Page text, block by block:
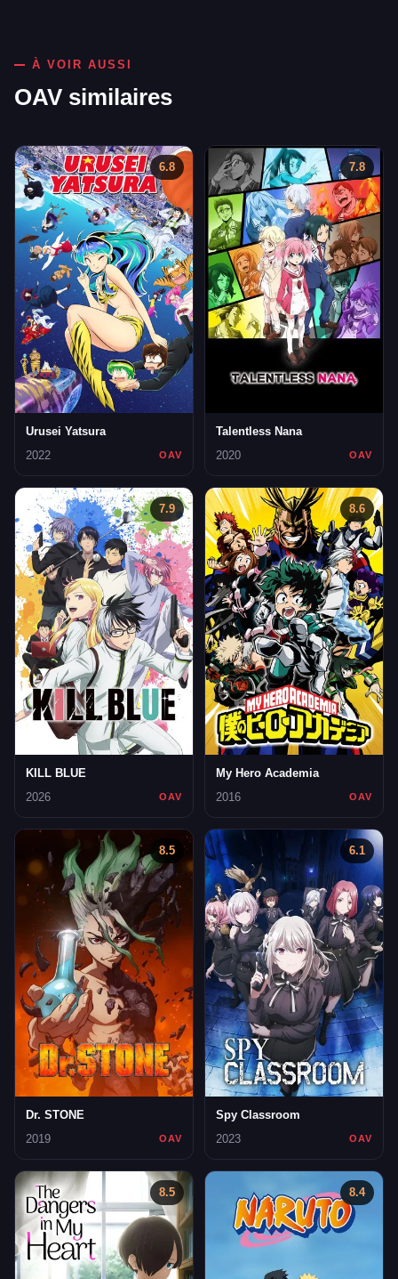
À VOIR AUSSI
OAV similaires
6.8
Urusei Yatsura
2022
OAV
7.8
Talentless Nana
2020
OAV
7.9
KILL BLUE
2026
OAV
8.6
My Hero Academia
2016
OAV
8.5
Dr. STONE
2019
OAV
6.1
Spy Classroom
2023
OAV
8.5 8.4